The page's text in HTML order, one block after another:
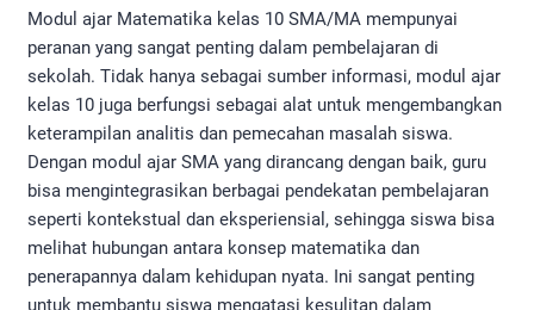
Modul ajar Matematika kelas 10 SMA/MA mempunyai
peranan yang sangat penting dalam pembelajaran di
sekolah. Tidak hanya sebagai sumber informasi, modul ajar
kelas 10 juga berfungsi sebagai alat untuk mengembangkan
keterampilan analitis dan pemecahan masalah siswa.
Dengan modul ajar SMA yang dirancang dengan baik, guru
bisa mengintegrasikan berbagai pendekatan pembelajaran
seperti kontekstual dan eksperiensial, sehingga siswa bisa
melihat hubungan antara konsep matematika dan
penerapannya dalam kehidupan nyata. Ini sangat penting
untuk membantu siswa mengatasi kesulitan dalam